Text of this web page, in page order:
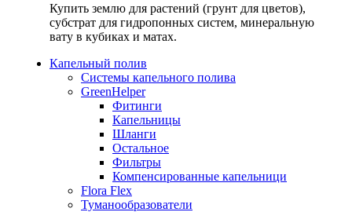
Купить землю для растений (грунт для цветов),
субстрат для гидропонных систем, минеральную
вату в кубиках и матах.
Капельный полив
Системы капельного полива
GreenHelper
Фитинги
Капельницы
Шланги
Остальное
Фильтры
Компенсированные капельници
Flora Flex
Туманообразователи